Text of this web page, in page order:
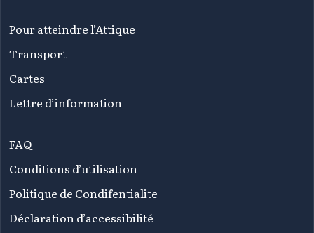
Pour atteindre l’Attique
Transport
Cartes
Lettre d’information
FAQ
Conditions d’utilisation
Politique de Condifentialite
Déclaration d’accessibilité